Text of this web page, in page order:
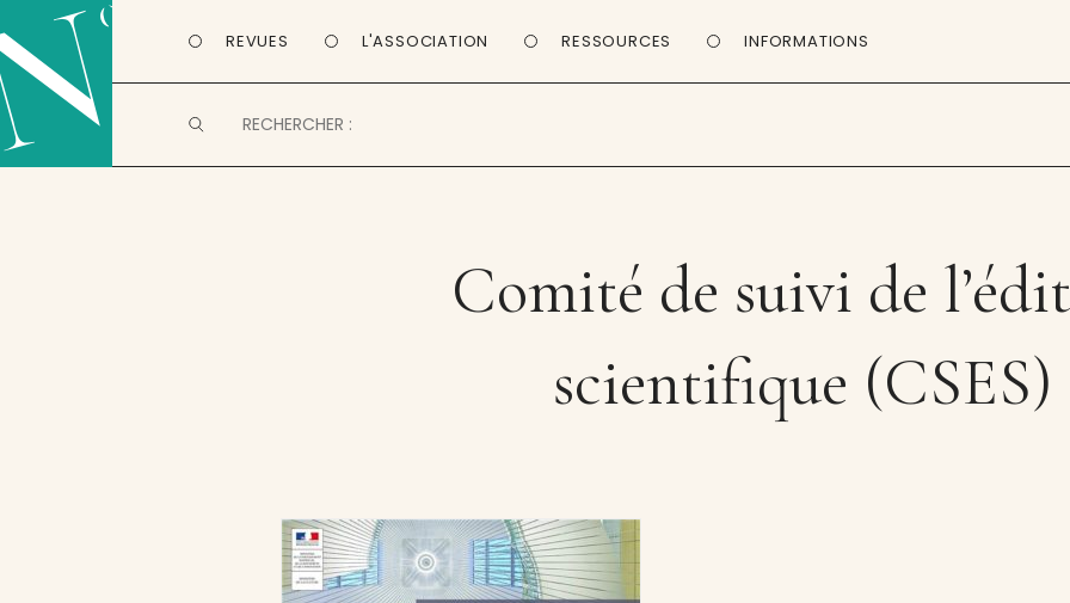
REVUES L'ASSOCIATION RESSOURCES INFORMATIONS
Comité de suivi de
scientifique (CSES)